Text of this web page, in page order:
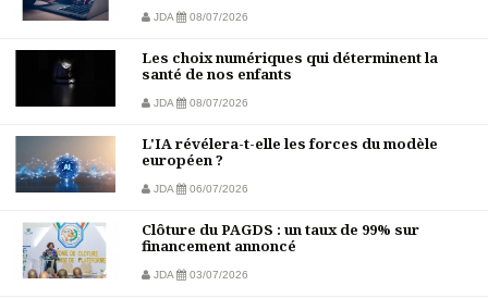
JDA 08/07/2026
Les choix numériques qui déterminent la
santé de nos enfants
JDA 08/07/2026
L'IA révélera-t-elle les forces du modèle
européen ?
JDA 06/07/2026
Clôture du PAGDS : un taux de 99% sur
financement annoncé
JDA 03/07/2026